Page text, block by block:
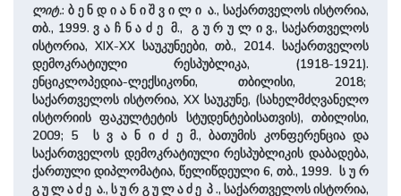
ლიტ.: ბ ე ნ დ ი ა ნ ი შ ვ ი ლ ი ა., საქართველოს ისტორია,
თბ., 1999. ვ ა ჩ ნ ა ძ ე მ., გ უ რ უ ლ ი ვ., საქართველოს
ისტორია, XIX-XX საუკუნეები, თბ., 2014. საქართველოს
დემოკრატიული რესპუბლიკა, (1918-1921).
ენციკლოპედია-ლექსიკონი, თბილისი, 2018;
საქართველოს ისტორია, XX საუკუნე, (სახელმძღვანელო
ისტორიის ფაკულტეტის სტუდენტებისათვის), თბილისი,
2009; 5 ს ვ ა ნ ი ძ ე მ., ბათუმის კონფერენცია და
საქართველოს დემოკრატიული რესპუბლიკის დაბადება,
ქართული დიპლომატია, წელიწდეული 6, თბ., 1999. ს უ რ
გ უ ლ ა ძ ე ა., ს უ რ გ უ ლ ა ძ ე პ ., საქართველოს ისტორია,